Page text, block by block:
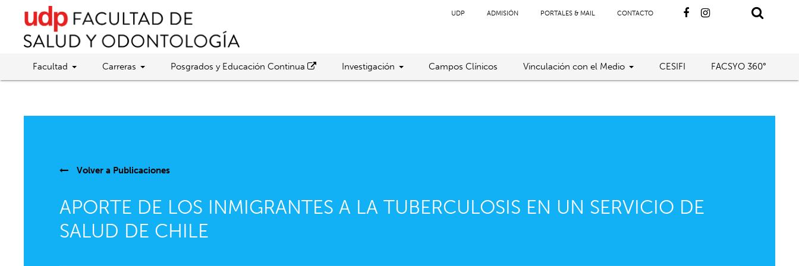
UDP ADMISIÓN PORTALES & MAIL CONTACTO
Facultad Carreras Posgrados y Educación Continua Investigación Campos Clínicos Vinculación con el Medio CESIFI FACSYO 360°
Volver a Publicaciones
APORTE DE LOS INMIGRANTES A LA TUBERCULOSIS EN UN SERVICIO DE
SALUD DE CHILE